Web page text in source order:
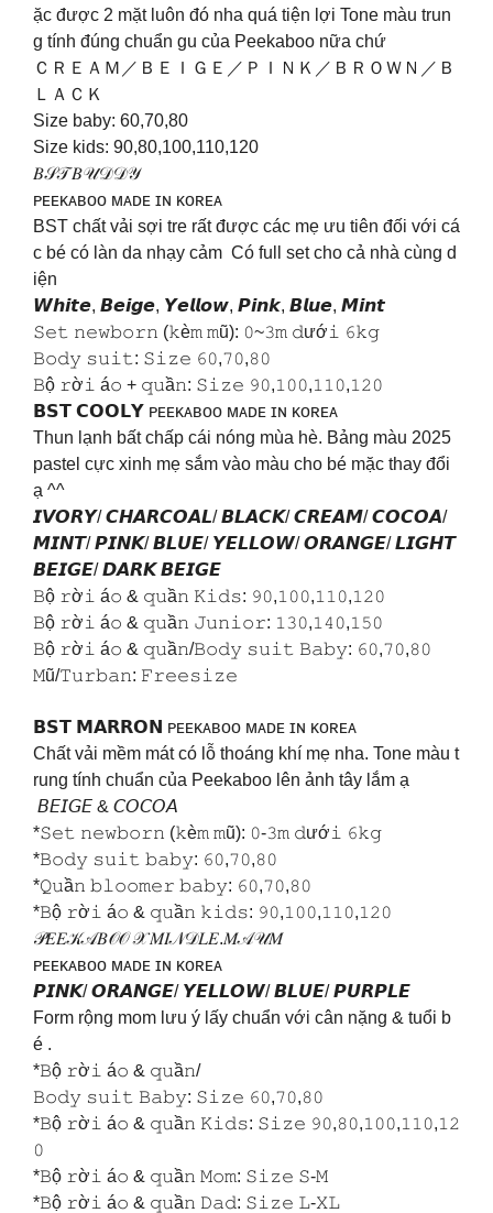
ặc được 2 mặt luôn đó nha quá tiện lợi Tone màu trun
g tính đúng chuẩn gu của Peekaboo nữa chứ
ＣＲＥＡＭ／ＢＥＩＧＥ／ＰＩＮＫ／ＢＲＯＷＮ／Ｂ
ＬＡＣＫ
Size baby: 60,70,80
Size kids: 90,80,100,110,120
𝐵𝒮𝒯 𝐵𝒰𝒟𝒟𝒴
ᴘᴇᴇᴋᴀʙᴏᴏ ᴍᴀᴅᴇ ɪɴ ᴋᴏʀᴇᴀ
BST chất vải sợi tre rất được các mẹ ưu tiên đối với cá
c bé có làn da nhạy cảm Có full set cho cả nhà cùng d
iện
𝙒𝙝𝙞𝙩𝙚, 𝘽𝙚𝙞𝙜𝙚, 𝙔𝙚𝙡𝙡𝙤𝙬, 𝙋𝙞𝙣𝙠, 𝘽𝙡𝙪𝙚, 𝙈𝙞𝙣𝙩
𝚂𝚎𝚝 𝚗𝚎𝚠𝚋𝚘𝚛𝚗 (𝚔è𝚖 𝚖ũ): 𝟶~𝟹𝚖 𝚍ướ𝚒 𝟼𝚔𝚐
𝙱𝚘𝚍𝚢 𝚜𝚞𝚒𝚝: 𝚂𝚒𝚣𝚎 𝟼𝟶,𝟽𝟶,𝟾𝟶
𝙱ộ 𝚛ờ𝚒 á𝚘 + 𝚚𝚞ầ𝚗: 𝚂𝚒𝚣𝚎 𝟿𝟶,𝟷𝟶𝟶,𝟷𝟷𝟶,𝟷𝟸𝟶
️𝗕𝗦𝗧 𝗖𝗢𝗢𝗟𝗬️ ᴘᴇᴇᴋᴀʙᴏᴏ ᴍᴀᴅᴇ ɪɴ ᴋᴏʀᴇᴀ
Thun lạnh bất chấp cái nóng mùa hè. Bảng màu 2025
pastel cực xinh mẹ sắm vào màu cho bé mặc thay đổi
ạ ^^
𝙄𝙑𝙊𝙍𝙔/ 𝘾𝙃𝘼𝙍𝘾𝙊𝘼𝙇/ 𝘽𝙇𝘼𝘾𝙆/ 𝘾𝙍𝙀𝘼𝙈/ 𝘾𝙊𝘾𝙊𝘼/
𝙈𝙄𝙉𝙏/ 𝙋𝙄𝙉𝙆/ 𝘽𝙇𝙐𝙀/ 𝙔𝙀𝙇𝙇𝙊𝙒/ 𝙊𝙍𝘼𝙉𝙂𝙀/ 𝙇𝙄𝙂𝙃𝙏
𝘽𝙀𝙄𝙂𝙀/ 𝘿𝘼𝙍𝙆 𝘽𝙀𝙄𝙂𝙀
𝙱ộ 𝚛ờ𝚒 á𝚘 & 𝚚𝚞ầ𝚗 𝙺𝚒𝚍𝚜: 𝟿𝟶,𝟷𝟶𝟶,𝟷𝟷𝟶,𝟷𝟸𝟶
𝙱ộ 𝚛ờ𝚒 á𝚘 & 𝚚𝚞ầ𝚗 𝙹𝚞𝚗𝚒𝚘𝚛: 𝟷𝟹𝟶,𝟷𝟺𝟶,𝟷𝟻𝟶
𝙱ộ 𝚛ờ𝚒 á𝚘 & 𝚚𝚞ầ𝚗/𝙱𝚘𝚍𝚢 𝚜𝚞𝚒𝚝 𝙱𝚊𝚋𝚢: 𝟼𝟶,𝟽𝟶,𝟾𝟶
𝙼ũ/𝚃𝚞𝚛𝚋𝚊𝚗: 𝙵𝚛𝚎𝚎𝚜𝚒𝚣𝚎
𝗕𝗦𝗧 𝗠𝗔𝗥𝗥𝗢𝗡 ᴘᴇᴇᴋᴀʙᴏᴏ ᴍᴀᴅᴇ ɪɴ ᴋᴏʀᴇᴀ
Chất vải mềm mát có lỗ thoáng khí mẹ nha. Tone màu t
rung tính chuẩn của Peekaboo lên ảnh tây lắm ạ
𝘉𝘌𝘐𝘎𝘌 & 𝘊𝘖𝘊𝘖𝘈
*𝚂𝚎𝚝 𝚗𝚎𝚠𝚋𝚘𝚛𝚗 (𝚔è𝚖 𝚖ũ): 𝟶-𝟹𝚖 𝚍ướ𝚒 𝟼𝚔𝚐
*𝙱𝚘𝚍𝚢 𝚜𝚞𝚒𝚝 𝚋𝚊𝚋𝚢: 𝟼𝟶,𝟽𝟶,𝟾𝟶
*𝚀𝚞ầ𝚗 𝚋𝚕𝚘𝚘𝚖𝚎𝚛 𝚋𝚊𝚋𝚢: 𝟼𝟶,𝟽𝟶,𝟾𝟶
*𝙱ộ 𝚛ờ𝚒 á𝚘 & 𝚚𝚞ầ𝚗 𝚔𝚒𝚍𝚜: 𝟿𝟶,𝟷𝟶𝟶,𝟷𝟷𝟶,𝟷𝟸𝟶
𝒫𝐸𝐸𝒦𝒜𝐵𝒪𝒪 𝒳 𝑀𝐼𝒩𝒟𝐿𝐸.𝑀𝒜𝒰𝑀
ᴘᴇᴇᴋᴀʙᴏᴏ ᴍᴀᴅᴇ ɪɴ ᴋᴏʀᴇᴀ
𝙋𝙄𝙉𝙆/ 𝙊𝙍𝘼𝙉𝙂𝙀/ 𝙔𝙀𝙇𝙇𝙊𝙒/ 𝘽𝙇𝙐𝙀/ 𝙋𝙐𝙍𝙋𝙇𝙀
Form rộng mom lưu ý lấy chuẩn với cân nặng & tuổi b
é .
*𝙱ộ 𝚛ờ𝚒 á𝚘 & 𝚚𝚞ầ𝚗/
𝙱𝚘𝚍𝚢 𝚜𝚞𝚒𝚝 𝙱𝚊𝚋𝚢: 𝚂𝚒𝚣𝚎 𝟼𝟶,𝟽𝟶,𝟾𝟶
*𝙱ộ 𝚛ờ𝚒 á𝚘 & 𝚚𝚞ầ𝚗 𝙺𝚒𝚍𝚜: 𝚂𝚒𝚣𝚎 𝟿𝟶,𝟾𝟶,𝟷𝟶𝟶,𝟷𝟷𝟶,𝟷𝟸
𝟶
*𝙱ộ 𝚛ờ𝚒 á𝚘 & 𝚚𝚞ầ𝚗 𝙼𝚘𝚖: 𝚂𝚒𝚣𝚎 𝚂-𝙼
*𝙱ộ 𝚛ờ𝚒 á𝚘 & 𝚚𝚞ầ𝚗 𝙳𝚊𝚍: 𝚂𝚒𝚣𝚎 𝙻-𝚇𝙻